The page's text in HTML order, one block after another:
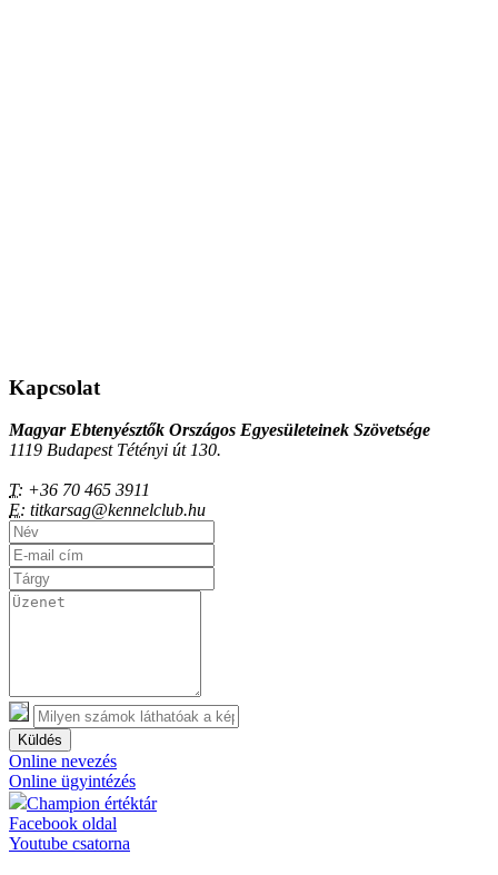
Kapcsolat
Magyar Ebtenyésztők Országos Egyesületeinek Szövetsége
1119 Budapest Tétényi út 130.
T: +36 70 465 3911
E: titkarsag@kennelclub.hu
Küldés
Online nevezés
Online ügyintézés
Champion értéktár
Facebook oldal
Youtube csatorna